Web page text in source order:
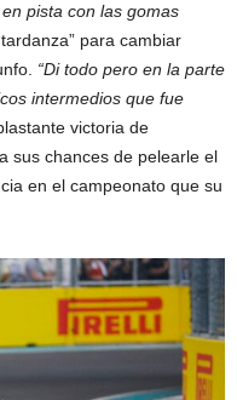
pista con las gomas
para cambiar
“Di todo pero en la parte
intermedios que fue
victoria de
sus chances de pelearle el
en el campeonato que su